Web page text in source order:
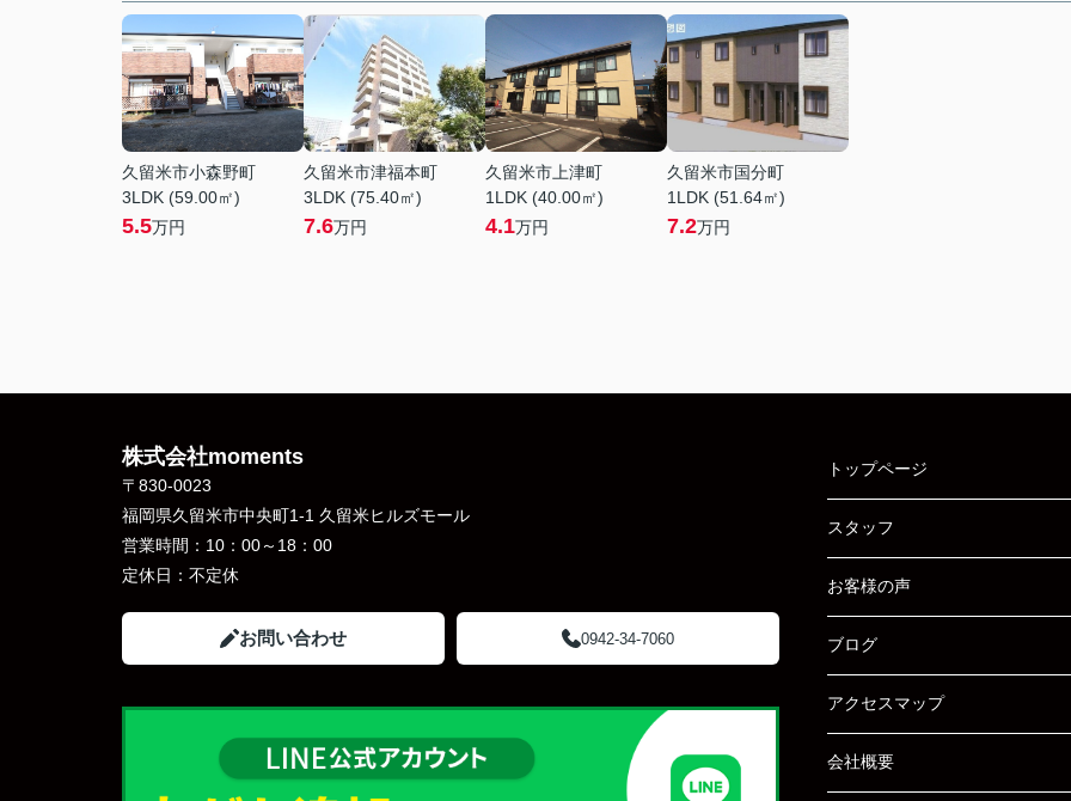
久留米市小森野町
3LDK (59.00㎡)
5.5万円
久留米市津福本町
3LDK (75.40㎡)
7.6万円
久留米市上津町
1LDK (40.00㎡)
4.1万円
久留米市国分町
1LDK (51.64㎡)
7.2万円
株式会社moments
〒830-0023
福岡県久留米市中央町1-1 久留米ヒルズモール
営業時間： 10：00～18：00
定休日： 不定休
お問い合わせ 0942-34-7060
トップページ
スタッフ
お客様の声
ブログ
アクセスマップ
会社概要